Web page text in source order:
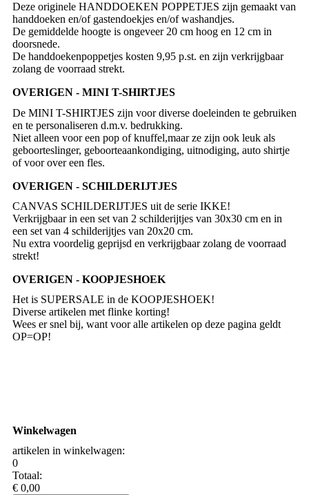
Deze originele HANDDOEKEN POPPETJES zijn gemaakt van
handdoeken en/of gastendoekjes en/of washandjes.
De gemiddelde hoogte is ongeveer 20 cm hoog en 12 cm in
doorsnede.
De handdoekenpoppetjes kosten 9,95 p.st. en zijn verkrijgbaar
zolang de voorraad strekt.
OVERIGEN - MINI T-SHIRTJES
De MINI T-SHIRTJES zijn voor diverse doeleinden te gebruiken
en te personaliseren d.m.v. bedrukking.
Niet alleen voor een pop of knuffel,maar ze zijn ook leuk als
geboorteslinger, geboorteaankondiging, uitnodiging, auto shirtje
of voor over een fles.
OVERIGEN - SCHILDERIJTJES
CANVAS SCHILDERIJTJES uit de serie IKKE!
Verkrijgbaar in een set van 2 schilderijtjes van 30x30 cm en in
een set van 4 schilderijtjes van 20x20 cm.
Nu extra voordelig geprijsd en verkrijgbaar zolang de voorraad
strekt!
OVERIGEN - KOOPJESHOEK
Het is SUPERSALE in de KOOPJESHOEK!
Diverse artikelen met flinke korting!
Wees er snel bij, want voor alle artikelen op deze pagina geldt
OP=OP!
Winkelwagen
artikelen in winkelwagen:
0
Totaal:
€ 0,00